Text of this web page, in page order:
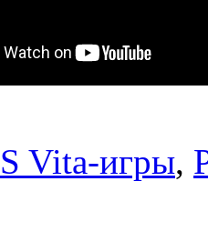
Vita-игры,